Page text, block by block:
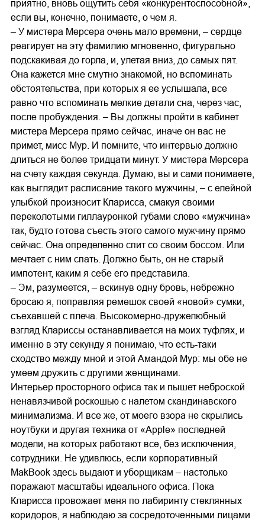
приятно, вновь ощутить себя «конкурентоспособной»,
если вы, конечно, понимаете, о чем я.
– У мистера Мерсера очень мало времени, – сердце
реагирует на эту фамилию мгновенно, фигурально
подскакивая до горла, и, улетая вниз, до самых пят.
Она кажется мне смутно знакомой, но вспоминать
обстоятельства, при которых я ее услышала, все
равно что вспоминать мелкие детали сна, через час,
после пробуждения. – Вы должны пройти в кабинет
мистера Мерсера прямо сейчас, иначе он вас не
примет, мисс Мур. И помните, что интервью должно
длиться не более тридцати минут. У мистера Мерсера
на счету каждая секунда. Думаю, вы и сами понимаете,
как выглядит расписание такого мужчины, – с елейной
улыбкой произносит Кларисса, смакуя своими
переколотыми гиллауронкой губами слово «мужчина»
так, будто готова съесть этого самого мужчину прямо
сейчас. Она определенно спит со своим боссом. Или
мечтает с ним спать. Должно быть, он не старый
импотент, каким я себе его представила.
– Эм, разумеется, – вскинув одну бровь, небрежно
бросаю я, поправляя ремешок своей «новой» сумки,
съехавшей с плеча. Высокомерно-дружелюбный
взгляд Клариссы останавливается на моих туфлях, и
именно в эту секунду я понимаю, что есть-таки
сходство между мной и этой Амандой Мур: мы обе не
умеем дружить с другими женщинами.
Интерьер просторного офиса так и пышет неброской
ненавязчивой роскошью с налетом скандинавского
минимализма. И все же, от моего взора не скрылись
ноутбуки и другая техника от «Apple» последней
модели, на которых работают все, без исключения,
сотрудники. Не удивлюсь, если корпоративный
MakBook здесь выдают и уборщикам – настолько
поражают масштабы идеального офиса. Пока
Кларисса провожает меня по лабиринту стеклянных
коридоров, я наблюдаю за сосредоточенными лицами